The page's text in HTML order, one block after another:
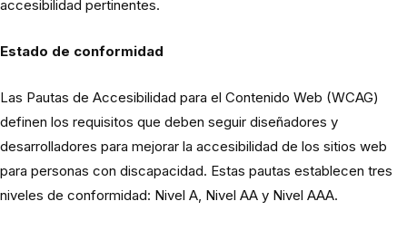
accesibilidad pertinentes.
Estado de conformidad
Las Pautas de Accesibilidad para el Contenido Web (WCAG)
definen los requisitos que deben seguir diseñadores y
desarrolladores para mejorar la accesibilidad de los sitios web
para personas con discapacidad. Estas pautas establecen tres
niveles de conformidad: Nivel A, Nivel AA y Nivel AAA.